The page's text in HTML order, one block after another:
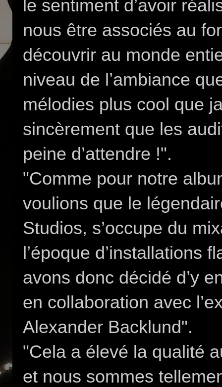
le sentiment d’avoir
nous être associés au
découvrir au monde
niveau de l’ambiance
mélodies plus cool que
sincèrement que les
peine d’attendre !".
"Comme pour notre
voulions que le
Studios, s’occupe du
l’époque d’installations
avons donc décidé d’y
en collaboration avec
Alexander Backlund".
"Cela a élevé la qualité
et nous sommes